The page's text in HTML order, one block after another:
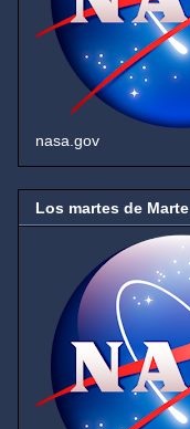
nasa.gov
Los martes de Marte